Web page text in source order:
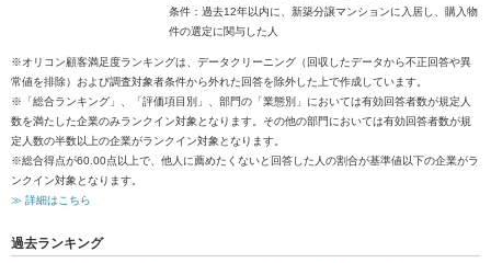
条件：過去12年以内に、新築分譲マンションに入居し、購入物
件の選定に関与した人
※オリコン顧客満足度ランキングは、データクリーニング（回収したデータから不正回答や異
常値を排除）および調査対象者条件から外れた回答を除外した上で作成しています。
※「総合ランキング」、「評価項目別」、部門の「業態別」においては有効回答者数が規定人
数を満たした企業のみランクイン対象となります。その他の部門においては有効回答者数が規
定人数の半数以上の企業がランクイン対象となります。
※総合得点が60.00点以上で、他人に薦めたくないと回答した人の割合が基準値以下の企業がラ
ンクイン対象となります。
≫ 詳細はこちら
過去ランキング